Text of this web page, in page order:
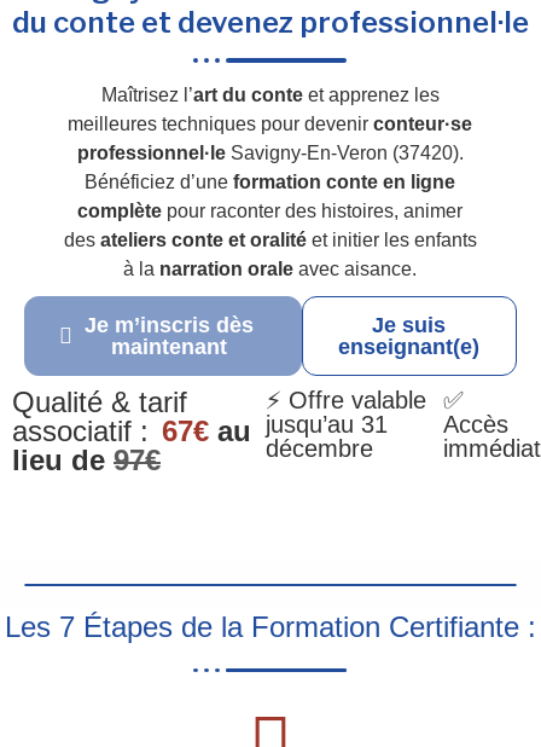
du conte et devenez professionnel·le
Maîtrisez l’art du conteet apprenez les
meilleures techniques pour devenirconteur·se
professionnel·leSavigny-En-Veron (37420).
Bénéficiez d’uneformation conte en ligne
complète pour raconter des histoires, animer
des ateliers conte et oralitéet initier les enfants
à la narration orale avec aisance.
Je m’inscris dès
maintenant
Je suis
enseignant(e)
Qualité & tarif
associatif : 67€ au
lieu de 97€
⚡ Offre valable
jusqu’au 31
décembre
✅
Accès
immédiat
Les 7 Étapes de la Formation Certifiante :